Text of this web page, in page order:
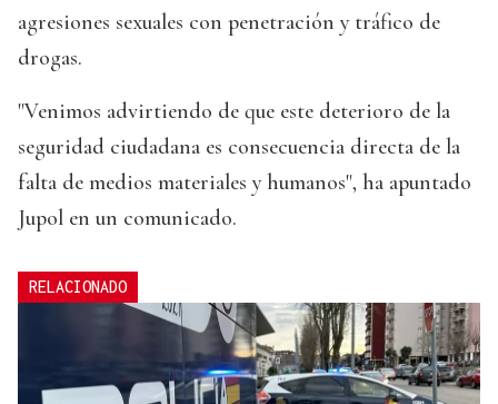
agresiones sexuales con penetración y tráfico de
drogas.
"Venimos advirtiendo de que este deterioro de la
seguridad ciudadana es consecuencia directa de la
falta de medios materiales y humanos", ha apuntado
Jupol en un comunicado.
RELACIONADO